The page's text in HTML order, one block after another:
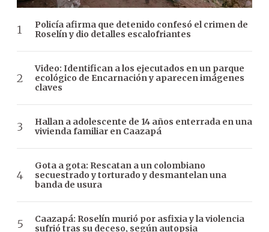
Policía afirma que detenido confesó el crimen de
Roselín y dio detalles escalofriantes
Video: Identifican a los ejecutados en un parque
ecológico de Encarnación y aparecen imágenes
claves
Hallan a adolescente de 14 años enterrada en una
vivienda familiar en Caazapá
Gota a gota: Rescatan a un colombiano
secuestrado y torturado y desmantelan una
banda de usura
Caazapá: Roselín murió por asfixia y la violencia
sufrió tras su deceso, según autopsia